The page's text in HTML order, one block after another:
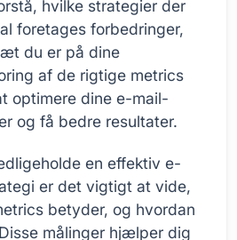
hvilke strategier der
foretages forbedringer,
du er på dine
af de rigtige metrics
optimere dine e-mail-
og få bedre resultater.
en effektiv e-
er det vigtigt at vide,
betyder, og hvordan
målinger hjælper dig